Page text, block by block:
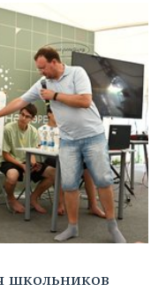
школьников